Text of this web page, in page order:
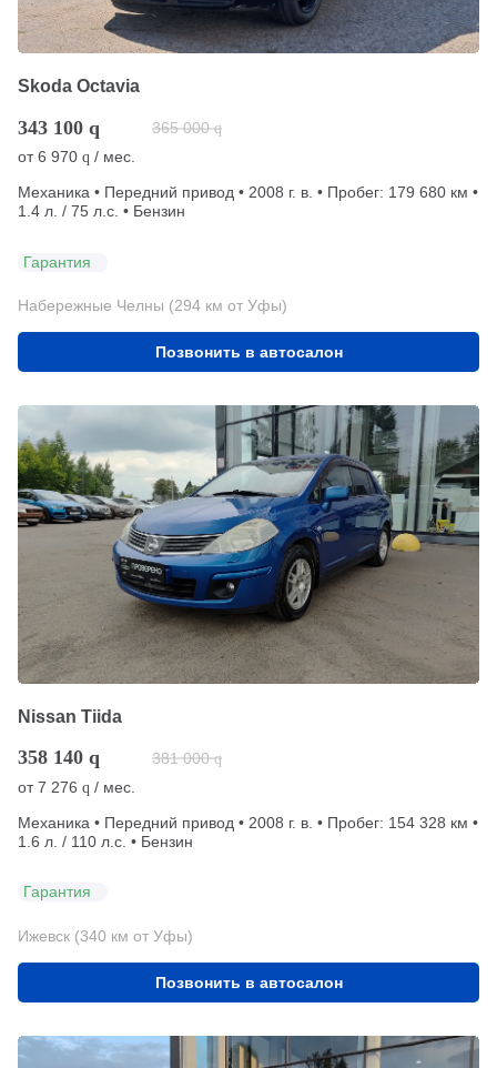
Skoda Octavia
343 100 q 365 000 q
от6 970 q / мес.
Механика • Передний привод • 2008 г. в. • Пробег: 179 680 км •
1.4 л. / 75 л.с. • Бензин
Гарантия
Набережные Челны (294 км от Уфы)
Позвонить в автосалон
Nissan Tiida
358 140 q 381 000 q
от7 276 q / мес.
Механика • Передний привод • 2008 г. в. • Пробег: 154 328 км •
1.6 л. / 110 л.с. • Бензин
Гарантия
Ижевск (340 км от Уфы)
Позвонить в автосалон